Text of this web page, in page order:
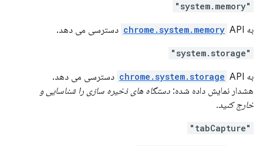
"system.memory"
به chrome.system.memory API دسترسی می دهد.
"system.storage"
به chrome.system.storage API دسترسی می دهد.
هشدار نمایش داده شده: دستگاه های ذخیره سازی را شناسایی و
خارج کنید.
"tabCapture"